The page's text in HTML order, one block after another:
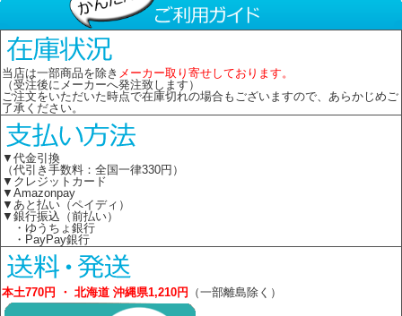
当店は一部商品を除き メーカー取り寄せしております。
（受注後にメーカーへ発注致します）
ご注文をいただいた時点で在庫切れの場合もございますので、あらかじめご
了承ください。
▼代金引換
（代引き手数料：全国一律330円）
▼クレジットカード
▼Amazonpay
▼あと払い（ペイディ）
▼銀行振込（前払い）
・ゆうちょ銀行
・PayPay銀行
本土770円 ・ 北海道 沖縄県1,210円 （一部離島除く）